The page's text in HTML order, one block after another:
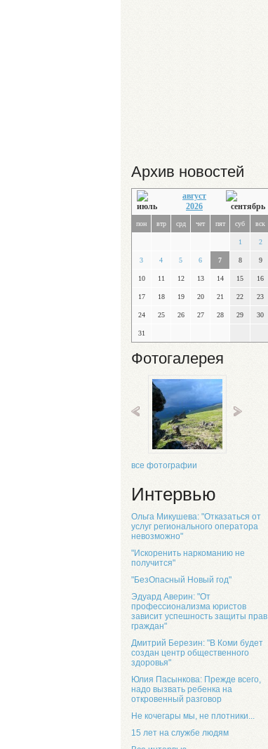
Архив новостей
август
2026
пон втр срд чет пят суб вск
1 2
3 4 5 6 7 8 9
10 11 12 13 14 15 16
17 18 19 20 21 22 23
24 25 26 27 28 29 30
31
Фотогалерея
все фотографии
Интервью
Ольга Микушева: "Отказаться от
услуг регионального оператора
невозможно"
"Искоренить наркоманию не
получится"
"БезОпасный Новый год"
Эдуард Аверин: "От
профессионализма юристов
зависит успешность защиты прав
граждан"
Дмитрий Березин: "В Коми будет
создан центр общественного
здоровья"
Юлия Пасынкова: Прежде всего,
надо вызвать ребенка на
откровенный разговор
Не кочегары мы, не плотники...
15 лет на службе людям